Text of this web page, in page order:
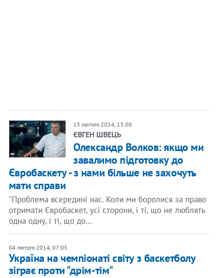
13 лютого 2014, 13:00
ЄВГЕН ШВЕЦЬ
Олександр Волков: якщо ми
завалимо підготовку до
Євробаскету - з нами більше не захочуть
мати справи
"Проблема всередині нас. Коли ми боролися за право
отримати Євробаскет, усі сторони, і ті, що не люблять
одна одну, і ті, що до…
04 лютого 2014, 07:05
Україна на чемпіонаті світу з баскетболу
зіграє проти "дрім-тім"